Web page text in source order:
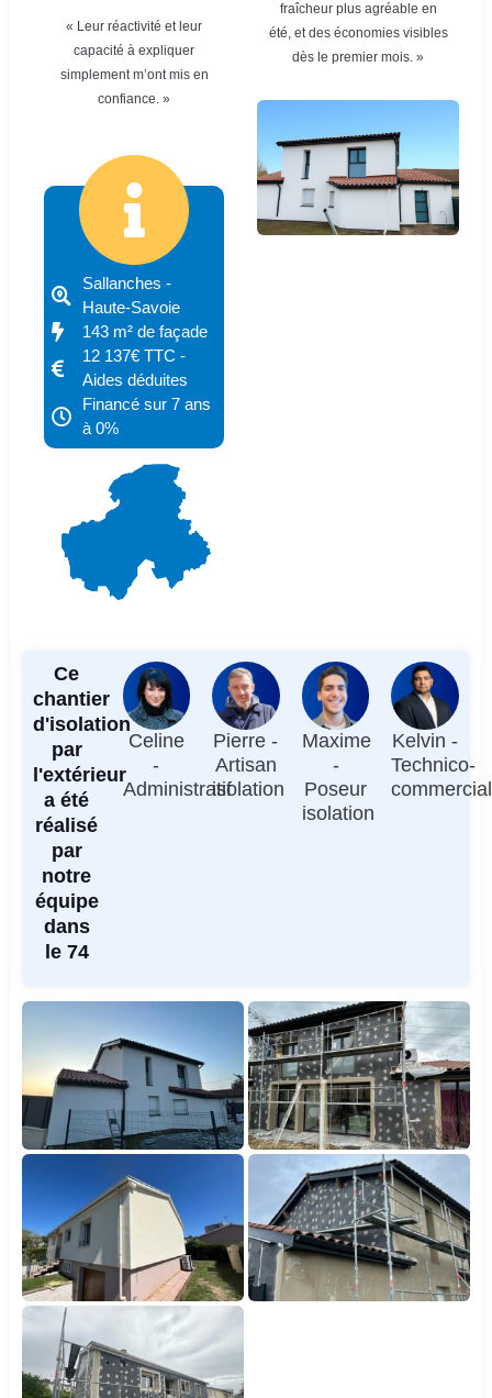
« Leur réactivité et leur
capacité à expliquer
simplement m’ont mis en
confiance. »
Sallanches -
Haute-Savoie
143 m² de façade
12 137€ TTC -
Aides déduites
Financé sur 7 ans
à 0%
fraîcheur plus agréable en
été, et des économies visibles
dès le premier mois. »
Ce
chantier
d'isolation
par
l'extérieur
a été
réalisé
par
notre
équipe
dans
le 74
Celine
-
Administratif
Pierre -
Artisan
isolation
Maxime
-
Poseur
isolation
Kelvin -
Technico-
commercial